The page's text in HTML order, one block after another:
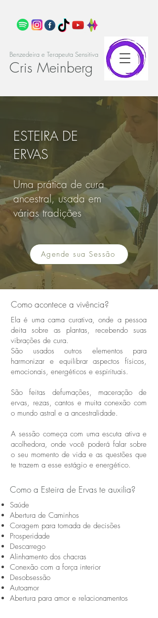
Cris Meinberg
Benzedeira e Terapeuta Sensitiva
ESTEIRA DE
ERVAS
Uma prática de cura
ancestral, usada em
várias tradições
Agende sua Sessão
Como acontece a vivência?
Ela é uma cama curativa, onde a pessoa
deita sobre as plantas, recebendo suas
vibrações de cura.
São usados outros elementos para
harmonizar e equilibrar aspectos físicos,
emocionais, energéticos e espirituais.
São feitas defumações, maceração de
ervas, rezas, cantos e muita conexão com
o mundo astral e a ancestralidade.
A sessão começa com uma escuta ativa e
acolhedora, onde você poderá falar sobre
o seu momento de vida e as questões que
te trazem a esse estágio e energético.
Como a Esteira de Ervas te auxilia?
Saúde
Abertura de Caminhos
Coragem para tomada de decisões
Prosperidade
Descarrego
Alinhamento dos chacras
Conexão com a força interior
Desobsessão
Autoamor
Abertura para amor e relacionamentos